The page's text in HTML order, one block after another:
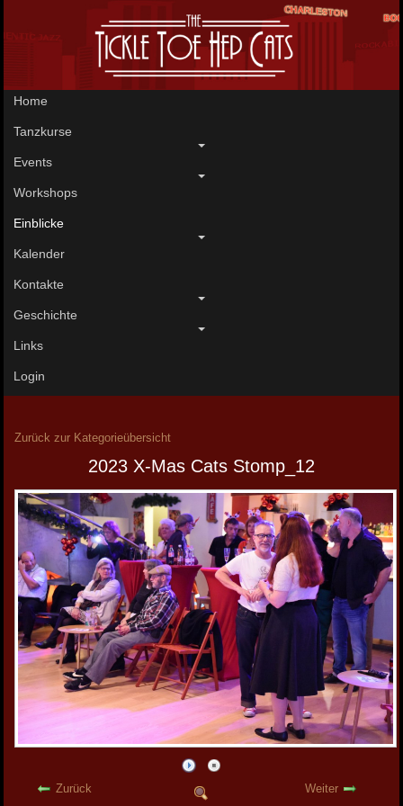
Home
Tanzkurse
Events
Workshops
Einblicke
Kalender
Kontakte
Geschichte
Links
Login
Zurück zur Kategorieübersicht
2023 X-Mas Cats Stomp_12
Zurück Weiter